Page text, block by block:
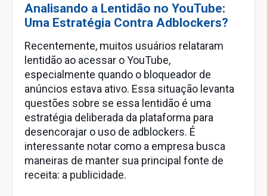
Analisando a Lentidão no YouTube:
Uma Estratégia Contra Adblockers?
Recentemente, muitos usuários relataram
lentidão ao acessar o YouTube,
especialmente quando o bloqueador de
anúncios estava ativo. Essa situação levanta
questões sobre se essa lentidão é uma
estratégia deliberada da plataforma para
desencorajar o uso de adblockers. É
interessante notar como a empresa busca
maneiras de manter sua principal fonte de
receita: a publicidade.